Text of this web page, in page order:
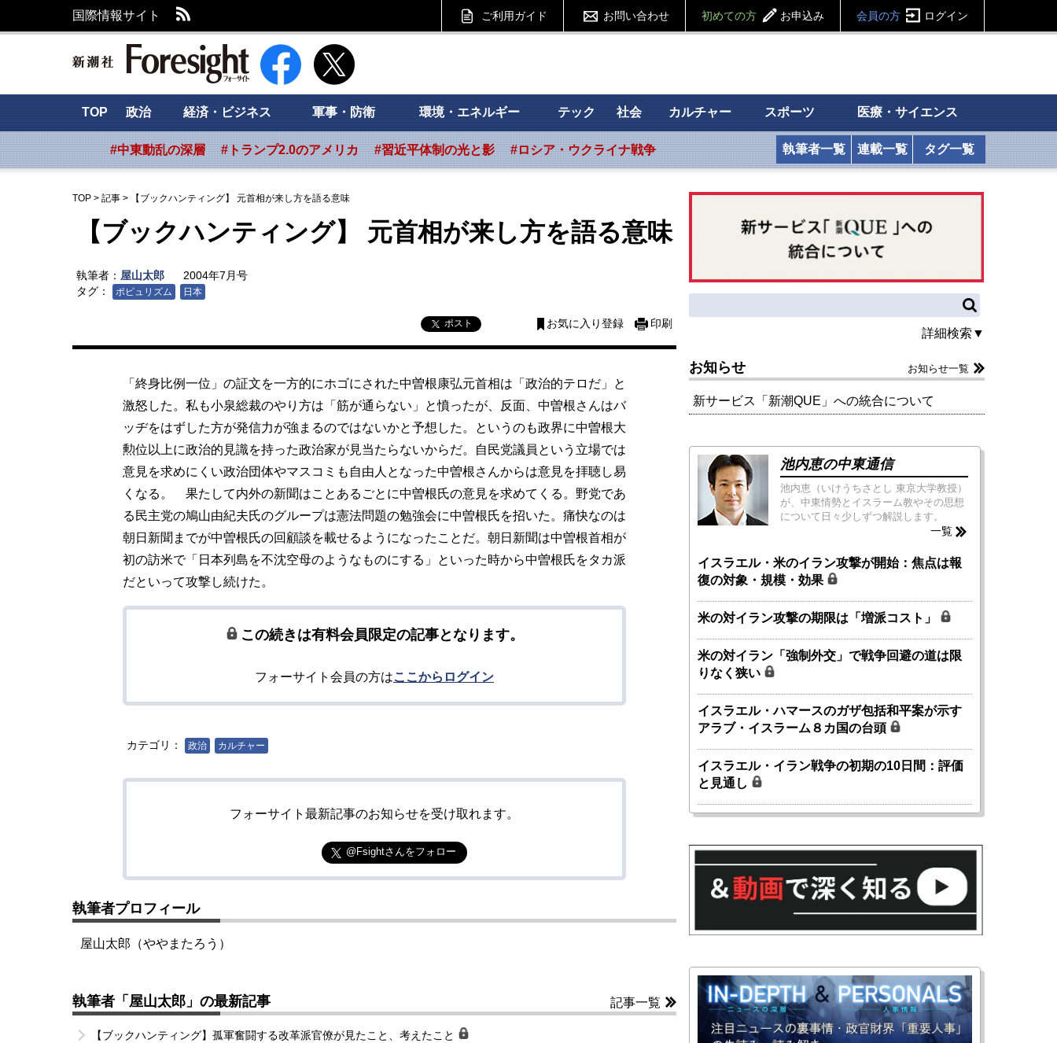
国際情報サイト ご利用ガイド お問い合わせ 初めての方 お申込み 会員の方 ログイン
新潮社 Foresight フォーサイト
TOP 政治 経済・ビジネス 軍事・防衛 環境・エネルギー テック 社会 カルチャー スポーツ 医療・サイエンス
#中東動乱の深層 #トランプ2.0のアメリカ #習近平体制の光と影 #ロシア・ウクライナ戦争 執筆者一覧 連載一覧 タグ一覧
TOP > 記事 > 【ブックハンティング】 元首相が来し方を語る意味
【ブックハンティング】 元首相が来し方を語る意味
執筆者： 屋山太郎
2004年7月号
タグ：
ポピュリズム 日本
ポスト お気に入り登録 印刷
「終身比例一位」の証文を一方的にホゴにされた中曽根康弘元首相は「政治的テロだ」と
激怒した。私も小泉総裁のやり方は「筋が通らない」と憤ったが、反面、中曽根さんはバ
ッヂをはずした方が発信力が強まるのではないかと予想した。というのも政界に中曽根大
勲位以上に政治的見識を持った政治家が見当たらないからだ。自民党議員という立場では
意見を求めにくい政治団体やマスコミも自由人となった中曽根さんからは意見を拝聴し易
くなる。 果たして内外の新聞はことあるごとに中曽根氏の意見を求めてくる。野党であ
る民主党の鳩山由紀夫氏のグループは憲法問題の勉強会に中曽根氏を招いた。痛快なのは
朝日新聞までが中曽根氏の回顧談を載せるようになったことだ。朝日新聞は中曽根首相が
初の訪米で「日本列島を不沈空母のようなものにする」といった時から中曽根氏をタカ派
だといって攻撃し続けた。
この続きは有料会員限定の記事となります。
フォーサイト会員の方はここからログイン
カテゴリ： 政治 カルチャー
フォーサイト最新記事のお知らせを受け取れます。
@Fsightさんをフォロー
執筆者プロフィール
屋山太郎（ややまたろう）
執筆者「屋山太郎」の最新記事 記事一覧
【ブックハンティング】孤軍奮闘する改革派官僚が見たこと、考えたこと
詳細検索▼
お知らせ お知らせ一覧
新サービス「新潮QUE」への統合について
池内恵の中東通信
池内恵（いけうちさとし 東京大学教授）
が、中東情勢とイスラーム教やその思想
について日々少しずつ解説します。
一覧
イスラエル・米のイラン攻撃が開始：焦点は報
復の対象・規模・効果
米の対イラン攻撃の期限は「増派コスト」
米の対イラン「強制外交」で戦争回避の道は限
りなく狭い
イスラエル・ハマースのガザ包括和平案が示す
アラブ・イスラーム８カ国の台頭
イスラエル・イラン戦争の初期の10日間：評価
と見通し